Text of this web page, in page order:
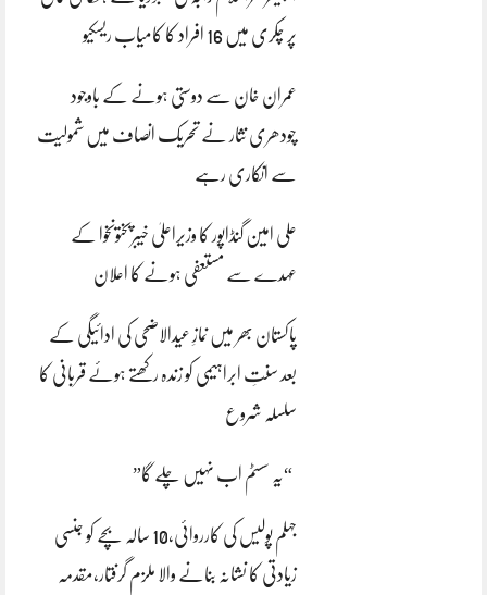
پر چکری میں 16 افراد کا کامیاب ریسکیو
عمران خان سے دوستی ہونے کے باوجود
چودھری نثار نے تحریک انصاف میں شمولیت
سے انکاری رہے
علی امین گنڈاپور کا وزیراعلیٰ خیبرپختونخوا کے
عہدے سے مستعفی ہونے کا اعلان
پاکستان بھر میں نمازِ عیدالاضحی کی ادائیگی کے
بعد سنتِ ابراہیمی کو زندہ رکھتے ہوئے قربانی کا
سلسلہ شروع
“یہ سسٹم اب نہیں چلے گا”
جہلم پولیس کی کارروائی،10 سالہ بچے کو جنسی
زیادتی کا نشانہ بنانے والا ملزم گرفتار،مقدمہ